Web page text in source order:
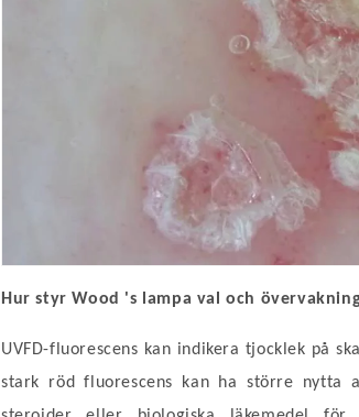
Hur styr Wood 's lampa val och
UVFD-fluorescens kan indikera tjocklek på
stark röd fluorescens kan ha större nytta